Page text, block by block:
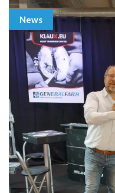
News